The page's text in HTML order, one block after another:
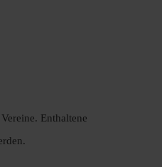
Enthaltene